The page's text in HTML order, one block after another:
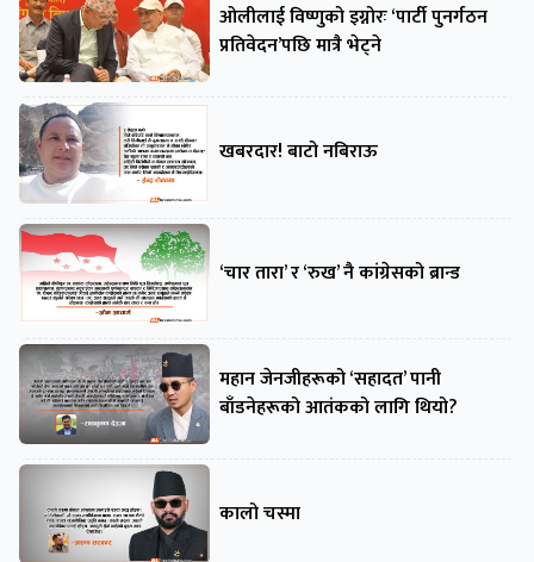
ओलीलाई विष्णुको इग्नोरः ‘पार्टी पुनर्गठन
प्रतिवेदन’पछि मात्रै भेट्ने
खबरदार! बाटो नबिराऊ
‘चार तारा’ र ‘रुख’ नै कांग्रेसको ब्रान्ड
महान जेनजीहरूको ‘सहादत’ पानी
बाँडनेहरूको आतंकको लागि थियो?
कालो चस्मा